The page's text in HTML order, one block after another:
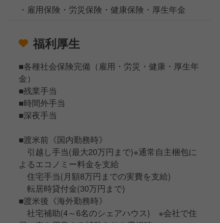
・雇用保険・労災保険・健康保険・厚生年金
福利厚生
■各種社会保険完備（雇用・労災・健康・厚生年
金）
■残業手当
■時間外手当
■深夜手当
■渡米前《国内勤務時》
引越し手当(最大20万円まで)※通常自主梱包に
よるエコノミー料金を支給
住宅手当(月額8万円までの実費を支給)
転居時貸付金(30万円まで)
■渡米後《海外勤務時》
社宅補助(4～6名のシェアハウス) ※会社で住